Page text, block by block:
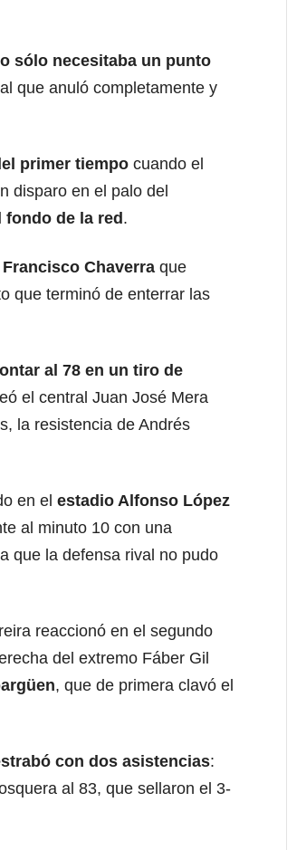
sólo necesitaba un punto
que anuló completamente y
primer tiempo cuando el
disparo en el palo del
fondo de la red.
Chaverra que
que terminó de enterrar las
al 78 en un tiro de
el central Juan José Mera
la resistencia de Andrés
en el estadio Alfonso López
al minuto 10 con una
que la defensa rival no pudo
reaccionó en el segundo
del extremo Fáber Gil
, que de primera clavó el
con dos asistencias:
al 83, que sellaron el 3-